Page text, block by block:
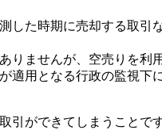
た時期に売却する取引
ませんが、空売りを利
用となる行政の監視下
ができてしまうこと